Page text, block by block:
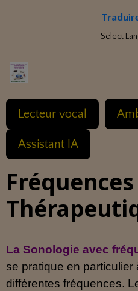
Select
Lecteur vocal
Assistant IA
Fréquences
La Sonologie avec
se pratique en particulier
différentes fréquences.